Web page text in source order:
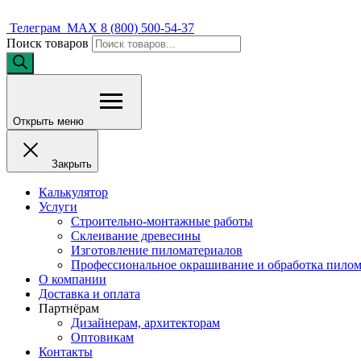
Телеграм MAX 8 (800) 500-54-37
Поиск товаров
Открыть меню
Закрыть
Калькулятор
Услуги
Строительно-монтажные работы
Склеивание древесины
Изготовление пиломатериалов
Профессиональное окрашивание и обработка
О компании
Доставка и оплата
Партнёрам
Дизайнерам, архитекторам
Оптовикам
Контакты